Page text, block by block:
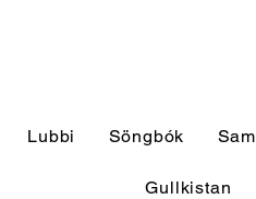
Lubbi Söngbók
Gullkistan